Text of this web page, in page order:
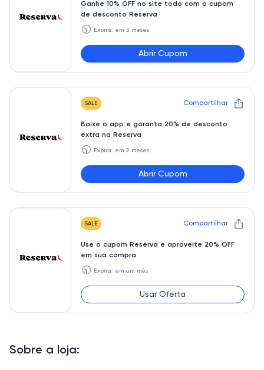
Sobre a loja:
Ganhe 10% OFF no site todo com o cupom
de desconto Reserva
🕥 Expira: em 3 meses
Abrir Cupom
Afiliado10
SALE Compartilhar
Baixe o app e garanta 20% de desconto
extra na Reserva
🕥 Expira: em 2 meses
Abrir Cupom
APPRSV
SALE Compartilhar
Use o cupom Reserva e aproveite 20% OFF
em sua compra
🕥 Expira: em um mês
Usar Oferta